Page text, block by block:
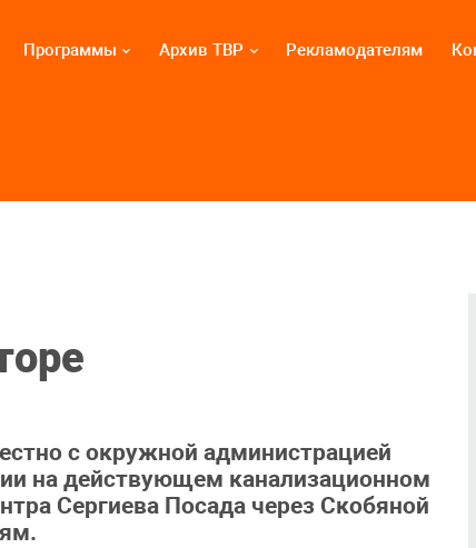
Программы Архив ТВР Рекламодателям
с окружной администрацией
на действующем канализационном
Сергиева Посада через Скобяной